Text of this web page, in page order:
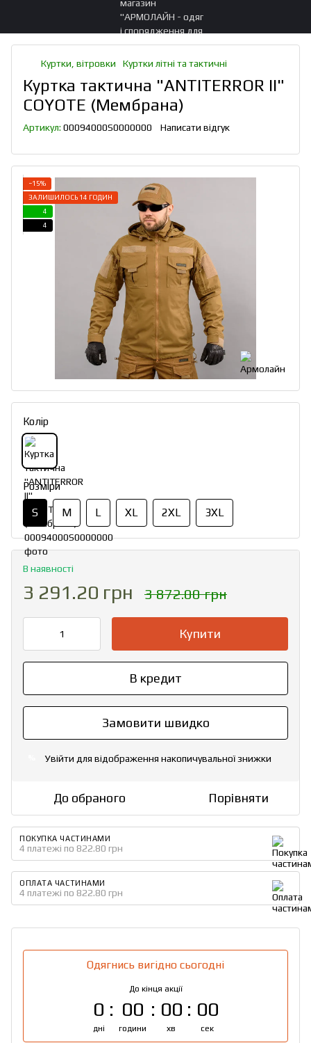
Куртки, вітровки Куртки літні та тактичні
Куртка тактична "ANTITERROR II"
COYOTE (Мембрана)
Артикул: 00094000S0000000 Написати відгук
−15%
ЗАЛИШИЛОСЬ 14 ГОДИН
4
4
Колір
Розміри
S M L XL 2XL 3XL
В наявності
3 291.20 грн 3 872.00 грн
Купити
В кредит
Замовити швидко
Увійти для відображення накопичувальної знижки
До обраного Порівняти
ПОКУПКА ЧАСТИНАМИ
4 платежі по 822.80 грн
ОПЛАТА ЧАСТИНАМИ
4 платежі по 822.80 грн
Одягнись вигідно сьогодні
До кінця акції
0
дні
00
години
00
хв
00
сек